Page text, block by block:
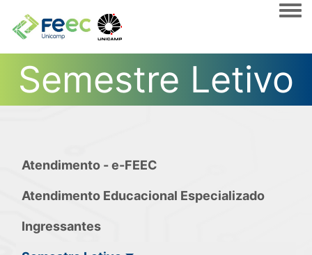
Semestre Letivo
Atendimento - e-FEEC
Atendimento Educacional Especializado
Ingressantes